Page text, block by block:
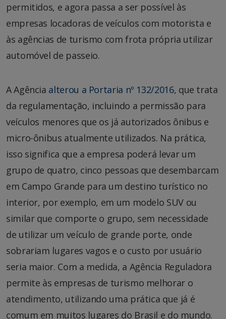
permitidos, e agora passa a ser possível às
empresas locadoras de veículos com motorista e
às agências de turismo com frota própria utilizar
automóvel de passeio.
A Agência alterou a Portaria nº 132/2016, que trata
da regulamentação, incluindo a permissão para
veículos menores que os já autorizados ônibus e
micro-ônibus atualmente utilizados. Na prática,
isso significa que a empresa poderá levar um
grupo de quatro, cinco pessoas que desembarcam
em Campo Grande para um destino turístico no
interior, por exemplo, em um modelo SUV ou
similar que comporte o grupo, sem necessidade
de utilizar um veículo de grande porte, onde
sobrariam lugares vagos e o custo por usuário
seria maior. Com a medida, a Agência Reguladora
permite às empresas de turismo melhorar o
atendimento, utilizando uma prática que já é
comum em muitos lugares do Brasil e do mundo.